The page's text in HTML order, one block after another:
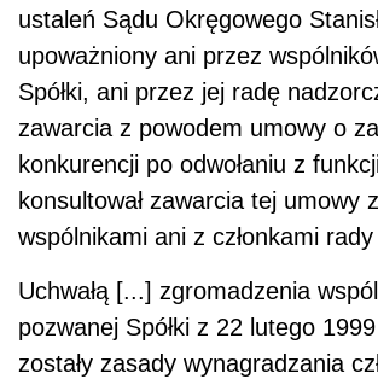
ustaleń Sądu Okręgowego
upoważniony ani przez
Spółki, ani przez jej radę
zawarcia z powodem umowy o
konkurencji po odwołaniu z
konsultował zawarcia tej umowy
wspólnikami ani z członkami
Uchwałą [...] zgromadzenia
pozwanej Spółki z 22 lutego
zostały zasady wynagradzania